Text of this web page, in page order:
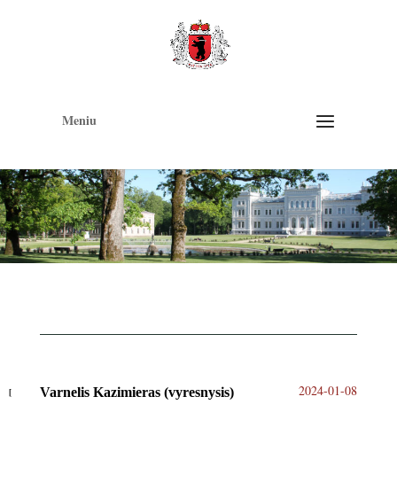
Meniu
Varnelis Kazimieras (vyresnysis) 2024-01-08